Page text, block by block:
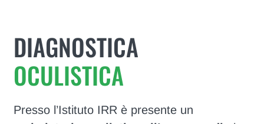
DIAGNOSTICA
OCULISTICA
Presso l’Istituto IRR è presente un